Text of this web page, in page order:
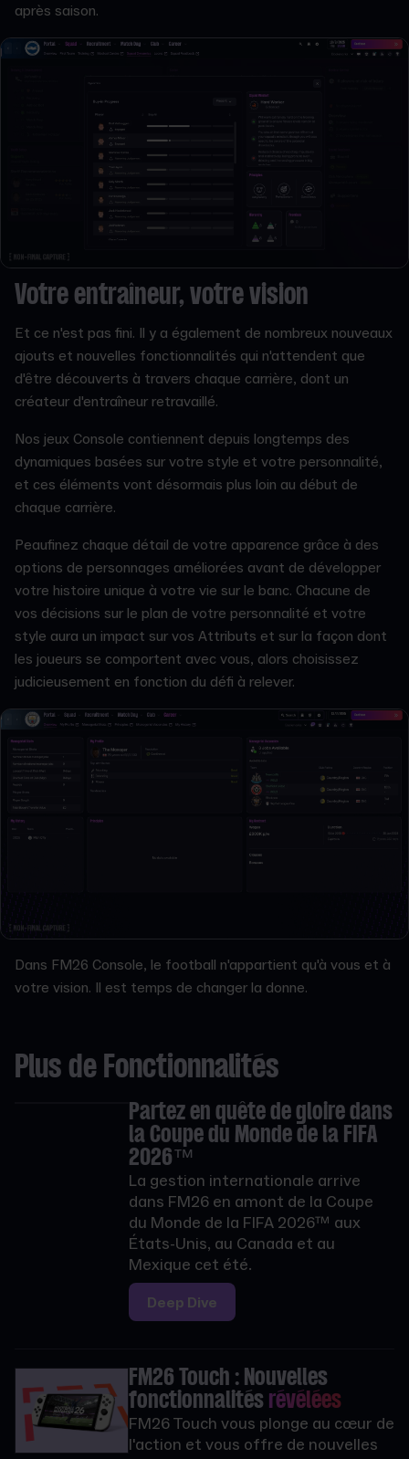
après saison.
Votre entraîneur, votre vision
Et ce n'est pas fini. Il y a également de nombreux nouveaux
ajouts et nouvelles fonctionnalités qui n'attendent que
d'être découverts à travers chaque carrière, dont un
créateur d'entraîneur retravaillé.
Nos jeux Console contiennent depuis longtemps des
dynamiques basées sur votre style et votre personnalité,
et ces éléments vont désormais plus loin au début de
chaque carrière.
Peaufinez chaque détail de votre apparence grâce à des
options de personnages améliorées avant de développer
votre histoire unique à votre vie sur le banc. Chacune de
vos décisions sur le plan de votre personnalité et votre
style aura un impact sur vos Attributs et sur la façon dont
les joueurs se comportent avec vous, alors choisissez
judicieusement en fonction du défi à relever.
Dans FM26 Console, le football n'appartient qu'à vous et à
votre vision. Il est temps de changer la donne.
Plus de Fonctionnalités
Partez en quête de gloire dans
la Coupe du Monde de la FIFA
2026™
La gestion internationale arrive
dans FM26 en amont de la Coupe
du Monde de la FIFA 2026™ aux
États-Unis, au Canada et au
Mexique cet été.
Deep Dive
FM26 Touch : Nouvelles
fonctionnalités révélées
FM26 Touch vous plonge au cœur de
l'action et vous offre de nouvelles